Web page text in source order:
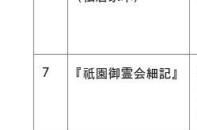
7 『祇園御霊会細記』